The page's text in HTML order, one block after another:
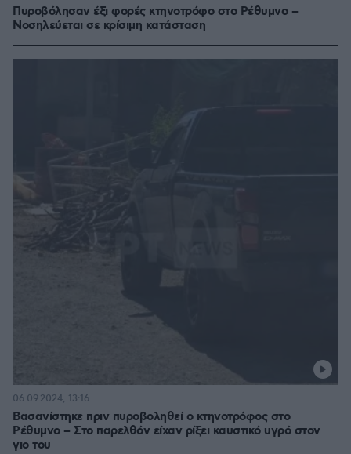
Πυροβόλησαν έξι φορές κτηνοτρόφο στο Ρέθυμνο –
Νοσηλεύεται σε κρίσιμη κατάσταση
Βασανίστηκε πριν πυροβοληθεί ο κτηνοτρόφος στο
Ρέθυμνο – Στο παρελθόν είχαν ρίξει καυστικό υγρό στον
γιο του
06.09.2024, 13:16